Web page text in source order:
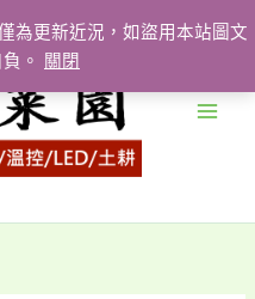
為更新近況，如盜用本站圖文
。
關閉